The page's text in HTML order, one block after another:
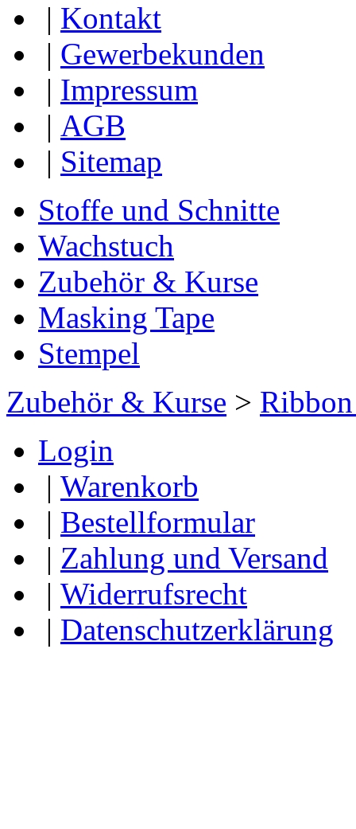
| Kontakt
| Gewerbekunden
| Impressum
| AGB
| Sitemap
Stoffe und Schnitte
Wachstuch
Zubehör & Kurse
Masking Tape
Stempel
Zubehör & Kurse >
Login
| Warenkorb
| Bestellformular
| Zahlung und Versand
| Widerrufsrecht
| Datenschutzerklärung